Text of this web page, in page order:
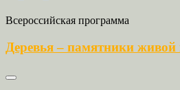
Всероссийская программа
Деревья – памятники